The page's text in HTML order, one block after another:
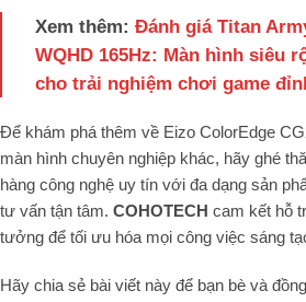
Xem thêm: Đánh giá Titan
WQHD 165Hz: Màn hình siêu
cho trải nghiệm chơi game
Để khám phá thêm về Eizo ColorEdge
màn hình chuyên nghiệp khác, hãy ghé
hàng công nghệ uy tín với đa dạng sản
tư vấn tận tâm. COHOTECH cam kết hỗ
tưởng để tối ưu hóa mọi công việc sáng
Hãy chia sẻ bài viết này để bạn bè và